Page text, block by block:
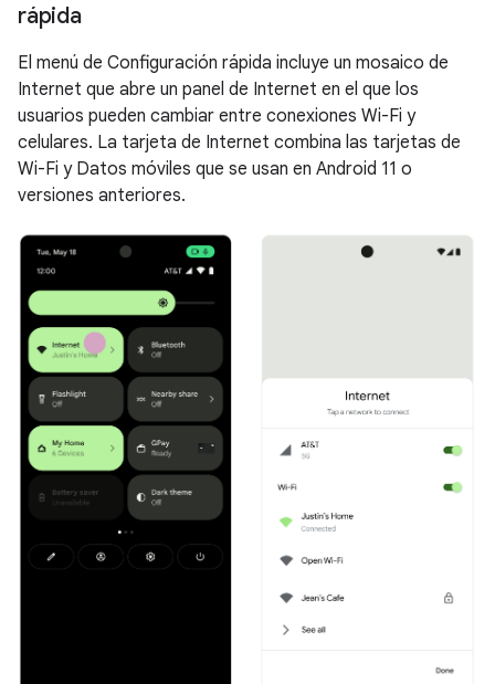
rápida
El menú de Configuración rápida incluye un mosaico de
Internet que abre un panel de Internet en el que los
usuarios pueden cambiar entre conexiones Wi-Fi y
celulares. La tarjeta de Internet combina las tarjetas de
Wi-Fi y Datos móviles que se usan en Android 11 o
versiones anteriores.